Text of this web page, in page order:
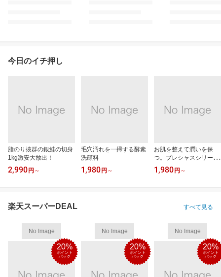
今日のイチ押し
脂のり抜群の銀鮭の切身
1kg激安大放出！
2,990 円 ～
毛穴汚れを一掃する酵素
洗顔料
1,980 円 ～
お肌を整えて潤いを保
つ。プレシャスシリー
ズ。
1,980 円 ～
楽天スーパーDEAL すべて見る
No Image
20%
ポイント
バック
No Image
20%
ポイント
バック
No Image
20%
ポイント
バック